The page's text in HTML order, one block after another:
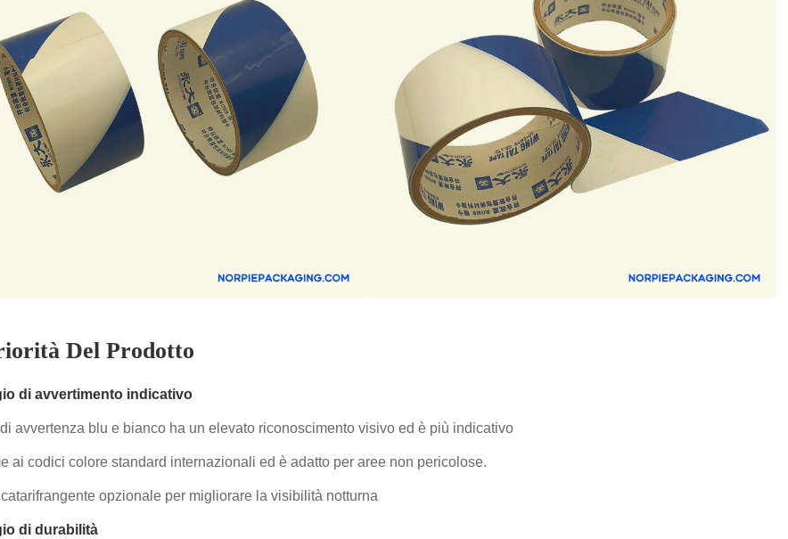
Del Prodotto
di avvertimento indicativo
di avvertenza blu e bianco ha un elevato riconoscimento visivo ed è più indicativo
ai codici colore standard internazionali ed è adatto per aree non pericolose.
opzionale per migliorare la visibilità notturna
di durabilità